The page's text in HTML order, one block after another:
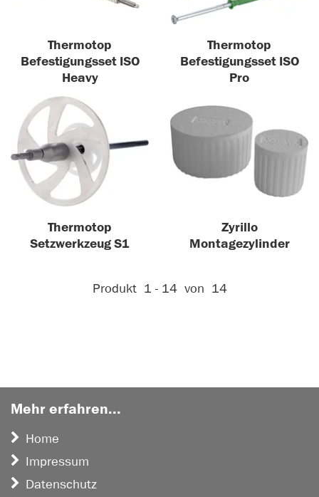
Thermotop
Befestigungsset ISO
Heavy
Thermotop
Befestigungsset ISO
Pro
Thermotop
Setzwerkzeug S1
Zyrillo
Montagezylinder
Aktive Filter:
Produkt 1 - 14 von 14
Mehr erfahren...
Home
Impressum
Datenschutz